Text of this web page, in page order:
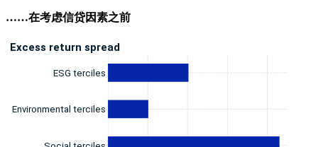
……在考虑信贷因素之前